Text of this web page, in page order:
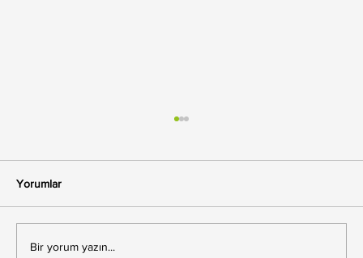
Yorumlar
Bir yorum yazın...